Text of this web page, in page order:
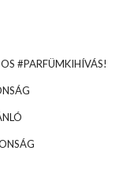
#PARFÜMKIHÍVÁS!